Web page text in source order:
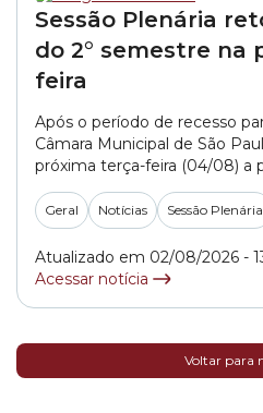
Sessão Plenária
do 2° semestre na
feira
Após o período de recesso
Câmara Municipal de São
próxima terça-feira (04/08) a
plenárias reúnem os
votar projetos, bem como
impactam a vida da
Câmara Municipal... »
Geral Notícias Sessão Plenária
Atualizado em 02/08/2026 -
Acessar notícia
Voltar para